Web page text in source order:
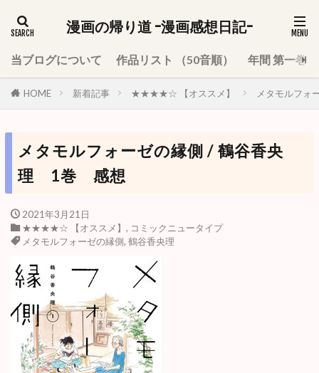
漫画の帰り道 -漫画感想日記-
当ブログについて 作品リスト （50音順） 年間 第一巻
HOME 新着記事 ★★★★☆ 【オススメ】 メタモルフ
メタモルフォーゼの縁側 / 鶴谷香央
理 1巻 感想
2021年3月21日
★★★★☆ 【オススメ】 , コミックニュータイプ
メタモルフォーゼの縁側, 鶴谷香央理